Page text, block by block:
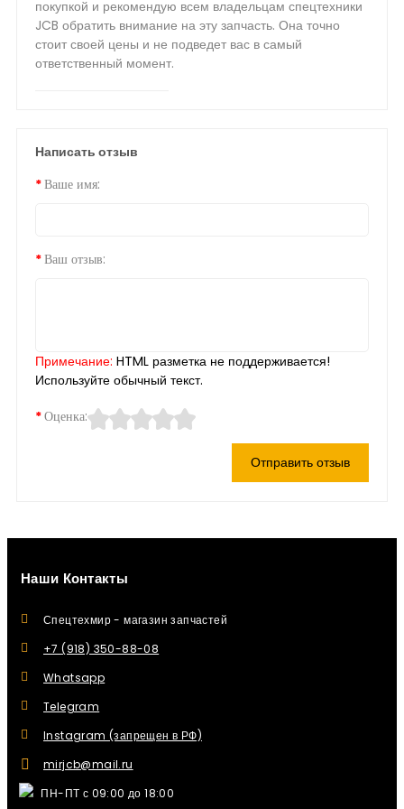
покупкой и рекомендую всем владельцам спецтехники
JCB обратить внимание на эту запчасть. Она точно
стоит своей цены и не подведет вас в самый
ответственный момент.
Написать отзыв
Ваше имя:
Ваш отзыв:
Примечание: HTML разметка не поддерживается!
Используйте обычный текст.
Оценка:
Отправить отзыв
Наши Контакты
Спецтехмир - магазин запчастей
+7 (918) 350-88-08
Whatsapp
Telegram
Instagram (запрещен в РФ)
mirjcb@mail.ru
ПН-ПТ с 09:00 до 18:00